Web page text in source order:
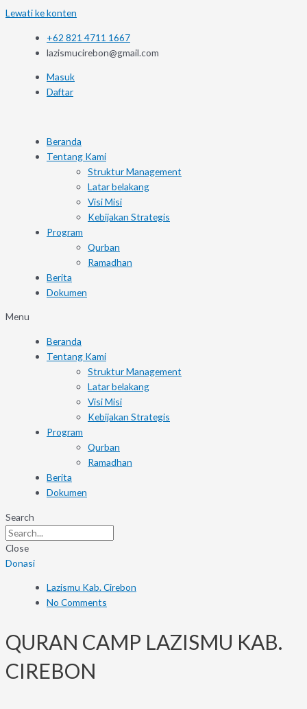
Lewati ke konten
+62 821 4711 1667
lazismucirebon@gmail.com
Masuk
Daftar
Beranda
Tentang Kami
Struktur Management
Latar belakang
Visi Misi
Kebijakan Strategis
Program
Qurban
Ramadhan
Berita
Dokumen
Menu
Beranda
Tentang Kami
Struktur Management
Latar belakang
Visi Misi
Kebijakan Strategis
Program
Qurban
Ramadhan
Berita
Dokumen
Search
Close
Donasi
Lazismu Kab. Cirebon
No Comments
QURAN CAMP LAZISMU KAB.
CIREBON